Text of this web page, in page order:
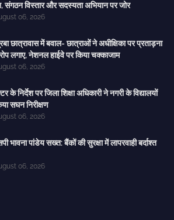
संगठन विस्तार और सदस्यता अभियान पर जोर
06, 2026
छात्रावास में बवाल- छात्राओं ने अधीक्षिका पर प्रताड़ना
लगाए, नेशनल हाईवे पर किया चक्काजाम
06, 2026
के निर्देश पर जिला शिक्षा अधिकारी ने नगरी के विद्यालयों
सघन निरीक्षण
06, 2026
भावना पांडेय सख्त: बैंकों की सुरक्षा में लापरवाही बर्दाश्त
06, 2026